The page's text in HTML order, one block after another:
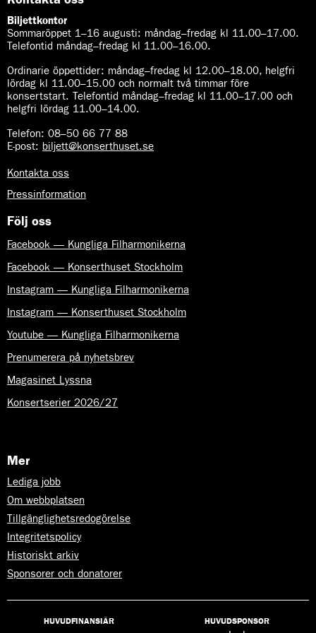
Biljettkontor
Sommaröppet 1–16 augusti: måndag–fredag kl 11.00–17.00.
Telefontid måndag–fredag kl 11.00–16.00.
Ordinarie öppettider: måndag–fredag kl 12.00–18.00, helgfri
lördag kl 11.00–15.00 och normalt två timmar före
konsertstart. Telefontid måndag–fredag kl 11.00–17.00 och
helgfri lördag 11.00–14.00.
Telefon: 08–50 66 77 88
E-post: biljett@konserthuset.se
Kontakta oss
Pressinformation
Följ oss
Facebook — Kungliga Filharmonikerna
Facebook — Konserthuset Stockholm
Instagram — Kungliga Filharmonikerna
Instagram — Konserthuset Stockholm
Youtube — Kungliga Filharmonikerna
Prenumerera på nyhetsbrev
Magasinet Lyssna
Konsertserier 2026/27
Mer
Lediga jobb
Om webbplatsen
Tillgänglighetsredogörelse
Integritetspolicy
Historiskt arkiv
Sponsorer och donatorer
HUVUDFINANSIÄR HUVUDSPONSOR